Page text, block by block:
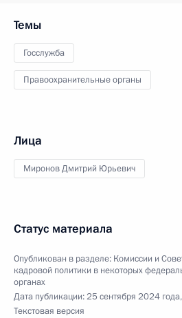
Темы
Госслужба
Правоохранительные органы
Лица
Миронов Дмитрий Юрьевич
Статус материала
Опубликован в разделе: Комиссии и
кадровой политики в некоторых
органах
Дата публикации:25 сентября 2024
Текстовая версия